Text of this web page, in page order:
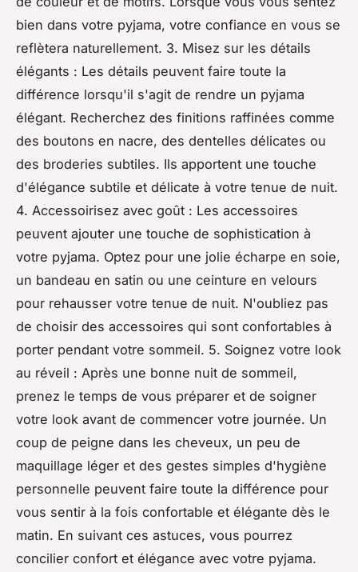
bien dans votre pyjama, votre confiance en vous se
reflètera naturellement. 3. Misez sur les détails
élégants : Les détails peuvent faire toute la
différence lorsqu'il s'agit de rendre un pyjama
élégant. Recherchez des finitions raffinées comme
des boutons en nacre, des dentelles délicates ou
des broderies subtiles. Ils apportent une touche
d'élégance subtile et délicate à votre tenue de nuit.
4. Accessoirisez avec goût : Les accessoires
peuvent ajouter une touche de sophistication à
votre pyjama. Optez pour une jolie écharpe en soie,
un bandeau en satin ou une ceinture en velours
pour rehausser votre tenue de nuit. N'oubliez pas
de choisir des accessoires qui sont confortables à
porter pendant votre sommeil. 5. Soignez votre look
au réveil : Après une bonne nuit de sommeil,
prenez le temps de vous préparer et de soigner
votre look avant de commencer votre journée. Un
coup de peigne dans les cheveux, un peu de
maquillage léger et des gestes simples d'hygiène
personnelle peuvent faire toute la différence pour
vous sentir à la fois confortable et élégante dès le
matin. En suivant ces astuces, vous pourrez
concilier confort et élégance avec votre pyjama.